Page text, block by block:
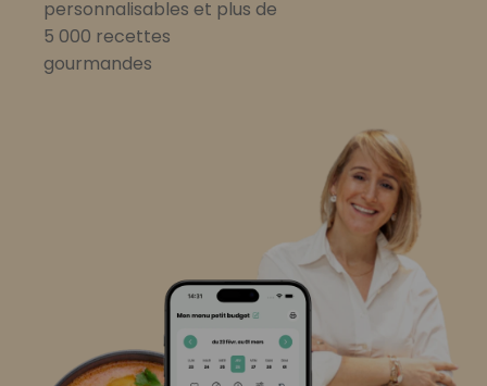
personnalisables et plus de
5 000 recettes
gourmandes